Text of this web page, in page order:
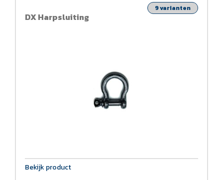
DX Harpsluiting
9 varianten
Bekijk product